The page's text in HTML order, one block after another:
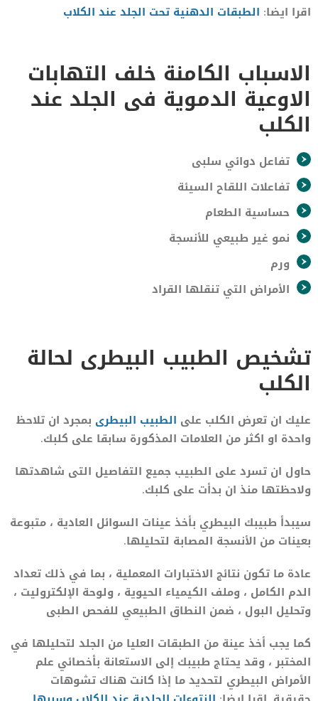
اقرا ايضا: الطبقات الدهنية تحت الجلد عند الكلاب
الاسباب الكامنة خلف التهابات
الاوعية الدموية فى الجلد عند
الكلب
تفاعل دوائي سلبى
تفاعلات اللقاح السيئة
حساسية الطعام
نمو غير طبيعي للأنسجة
ورم
الأمراض التي تنقلها القراد
تشخيص الطبيب البيطرى لحالة
الكلب
عليك ان تعرض الكلب على الطبيب البيطرى بمجرد ان تلاحظ
واحدة او اكثر من العلامات المذكورة سابقا على كلبك.
حاول ان تسرد على الطبيب جميع التفاصيل التى شاهدتها
ولاحظتها منذ ان بدأت على كلبك.
سيبدأ طبيبك البيطري بأخذ عينات السوائل العادية ، متبوعة
بعينات من الأنسجة المصابة لتحليلها.
عادة ما تكون نتائج الاختبارات المعملية ، بما في ذلك تعداد
الدم الكامل ، وملف الكيمياء الحيوية ، ولوحة الإلكتروليت ،
وتحليل البول ، ضمن النطاق الطبيعي للفحص الطبى
كما يجب أخذ عينة من الطبقات العليا من الجلد لتحليلها في
المختبر ، وقد يحتاج طبيبك إلى الاستعانة بأخصائي علم
الأمراض البيطري لتحديد ما إذا كانت هناك تشوهات